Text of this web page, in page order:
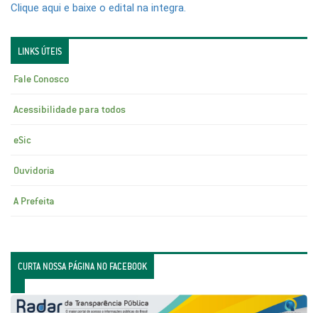
Clique aqui e baixe o edital na integra.
LINKS ÚTEIS
Fale Conosco
Acessibilidade para todos
eSic
Ouvidoria
A Prefeita
CURTA NOSSA PÁGINA NO FACEBOOK